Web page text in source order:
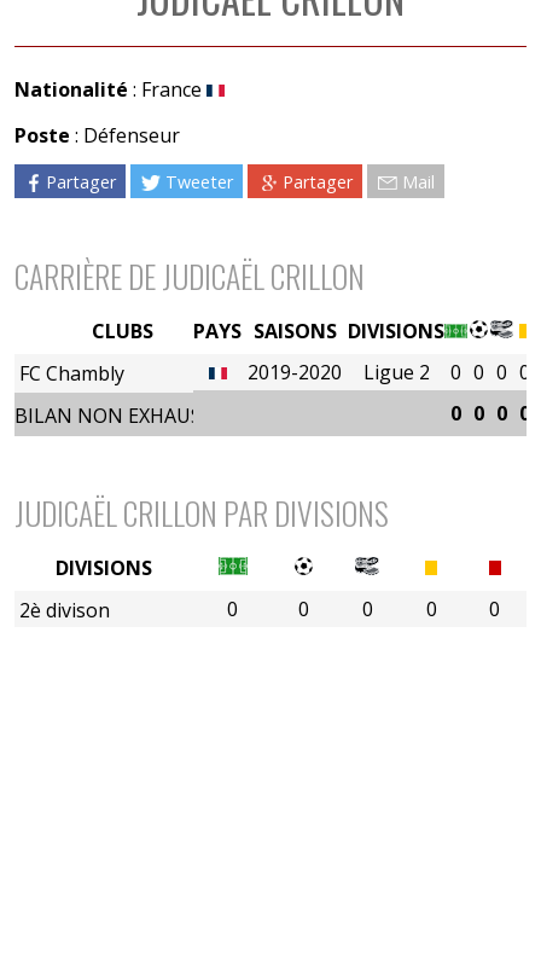
Nationalité : France
Poste : Défenseur
Partager Tweeter Partager Mail
CARRIÈRE DE JUDICAËL CRILLON
PAYS SAISONS DIVISIONS
2019-2020
Ligue 2 0 0 0 0
0 0 0 0
CLUBS
FC Chambly
BILAN NON EXHAUSTIF
JUDICAËL CRILLON PAR DIVISIONS
0 0 0 0 0
DIVISIONS
2è divison